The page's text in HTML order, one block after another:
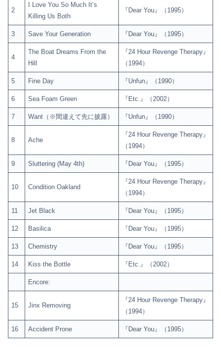
2
I Love You So Much It’s
Killing Us Both
『Dear You』（1995）
3 Save Your Generation 『Dear You』（1995）
4
The Boat Dreams From the
Hill
『24 Hour Revenge Therapy』
（1994）
5 Fine Day 『Unfun』（1990）
6 Sea Foam Green 『Etc.』（2002）
7 Want（※間違えて先に披露） 『Unfun』（1990）
8 Ache
『24 Hour Revenge Therapy』
（1994）
9 Sluttering (May 4th) 『Dear You』（1995）
10 Condition Oakland
『24 Hour Revenge Therapy』
（1994）
11 Jet Black 『Dear You』（1995）
12 Basilica 『Dear You』（1995）
13 Chemistry 『Dear You』（1995）
14 Kiss the Bottle 『Etc.』（2002）
Encore:
15 Jinx Removing
『24 Hour Revenge Therapy』
（1994）
16 Accident Prone 『Dear You』（1995）